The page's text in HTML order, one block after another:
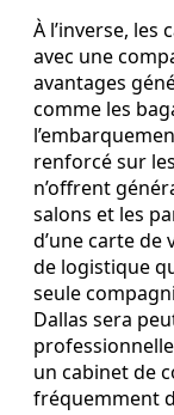
À l’inverse, les
avec une
avantages
comme les
renforcé sur
n’offrent
salons et les
d’une carte
de logistique
seule
Dallas sera
un cabinet de
fréquemment